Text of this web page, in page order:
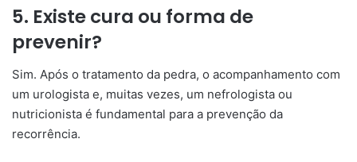
5. Existe cura ou forma de
prevenir?
Sim. Após o tratamento da pedra, o acompanhamento com
um urologista e, muitas vezes, um nefrologista ou
nutricionista é fundamental para a prevenção da
recorrência.